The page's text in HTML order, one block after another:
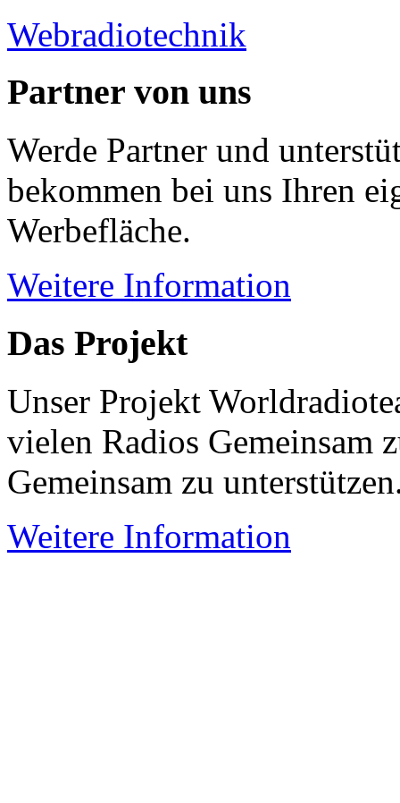
Webradiotechnik
Partner von uns
Werde Partner und
bekommen bei uns Ihren
Werbefläche.
Weitere Information
Das Projekt
Unser Projekt
vielen Radios Gemeinsam
Gemeinsam zu
Weitere Information